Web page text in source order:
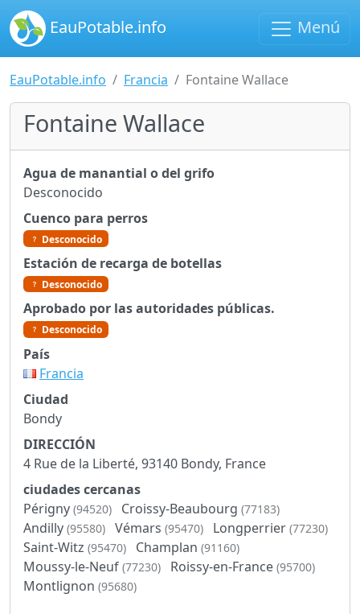
EauPotable.info Menú
EauPotable.info Francia Fontaine Wallace
Fontaine Wallace
Agua de manantial o del grifo
Desconocido
Cuenco para perros
Desconocido
Estación de recarga de botellas
Desconocido
Aprobado por las autoridades públicas.
Desconocido
País
Francia
Ciudad
Bondy
DIRECCIÓN
4 Rue de la Liberté, 93140 Bondy, France
ciudades cercanas
Périgny (94520) Croissy-Beaubourg (77183)
Andilly (95580) Vémars (95470) Longperrier (77230)
Saint-Witz (95470) Champlan (91160)
Moussy-le-Neuf (77230) Roissy-en-France (95700)
Montlignon (95680)